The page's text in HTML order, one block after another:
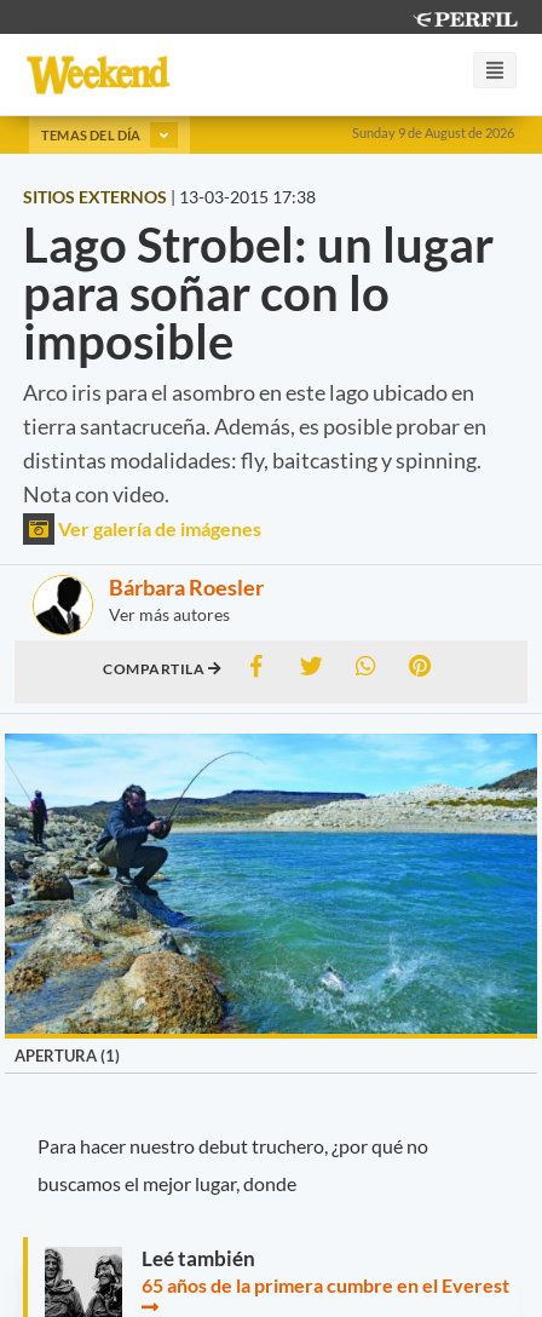
Sunday 9 de August de 2026
TEMAS DEL DÍA
SITIOS EXTERNOS | 13-03-2015 17:38
Lago Strobel: un lugar
para soñar con lo
imposible
Arco iris para el asombro en este lago ubicado en
tierra santacruceña. Además, es posible probar en
distintas modalidades: fly, baitcasting y spinning.
Nota con video.
Ver galería de imágenes
Bárbara Roesler
Ver más autores
COMPARTILA
APERTURA (1)
Para hacer nuestro debut truchero, ¿por qué no
buscamos el mejor lugar, donde
Leé también
65 años de la primera cumbre en el Everest